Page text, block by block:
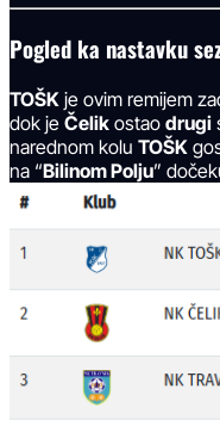
Pogled ka nastavku
TOŠK je ovim remijem
dok je Čelik ostao drugi
narednom kolu TOŠK
na “Bilinom Polju”